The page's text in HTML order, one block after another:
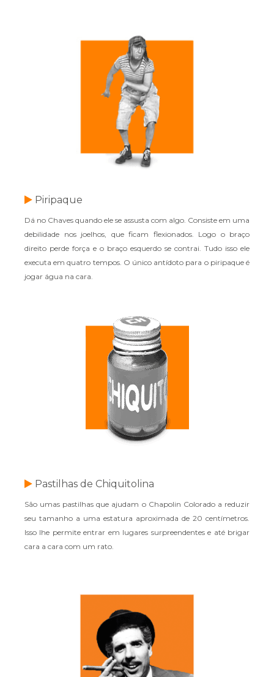
Piripaque
Dá no Chaves quando ele se assusta com algo. Consiste em uma
debilidade nos joelhos, que ficam flexionados. Logo o braço
direito perde força e o braço esquerdo se contrai. Tudo isso ele
executa em quatro tempos. O único antídoto para o piripaque é
jogar água na cara.
Pastilhas de Chiquitolina
São umas pastilhas que ajudam o Chapolin Colorado a reduzir
seu tamanho a uma estatura aproximada de 20 centímetros.
Isso lhe permite entrar em lugares surpreendentes e até brigar
cara a cara com um rato.